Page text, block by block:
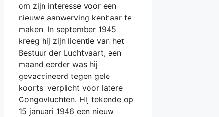
om zijn interesse voor een
nieuwe aanwerving kenbaar te
maken. In september 1945
kreeg hij zijn licentie van het
Bestuur der Luchtvaart, een
maand eerder was hij
gevaccineerd tegen gele
koorts, verplicht voor latere
Congovluchten. Hij tekende op
15 januari 1946 een nieuw